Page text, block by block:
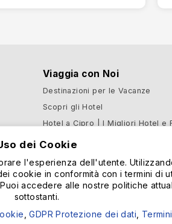
per creare una
dove ogni angolo racconta
Viaggia con Noi
Destinazioni per le Vacanze
Scopri gli Hotel
Hotel a Cipro | I Migliori Hotel e
Hotel a Cipro Nord | I Migliori
Resort di Cipro Nord Hotel
dei Cookie
l'esperienza dell'utente.
cookie in conformità con i termini di
accedere alle nostre politiche
sottostanti.
,GDPR Protezione dei dati,